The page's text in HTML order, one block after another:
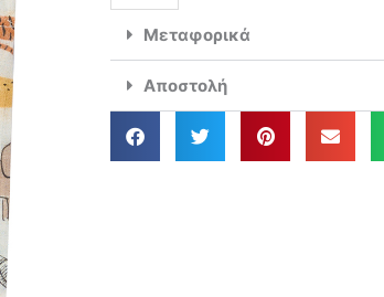
Γάντια
Μπάνιου
15x22
YN
Animals
Μεταφορικά
Αποστολή